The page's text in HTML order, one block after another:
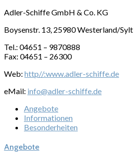
Adler-Schiffe GmbH & Co. KG
Boysenstr. 13, 25980 Westerland/Sylt
Tel.: 04651 – 9870888
Fax: 04651 – 26300
Web: http//:www.adler-schiffe.de
eMail: info@adler-schiffe.de
Angebote
Informationen
Besonderheiten
Angebote